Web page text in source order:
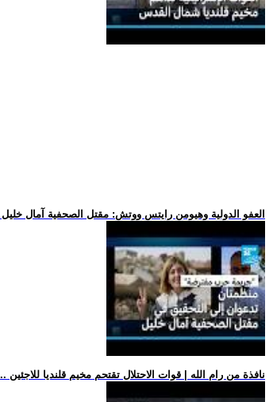
.. العفو الدولية وهيومن رايتس ووتش: مقتل الصحفية آمال
.. نافذة من رام الله | قوات الاحتلال تقتحم مخيم قلنديا للاجئين